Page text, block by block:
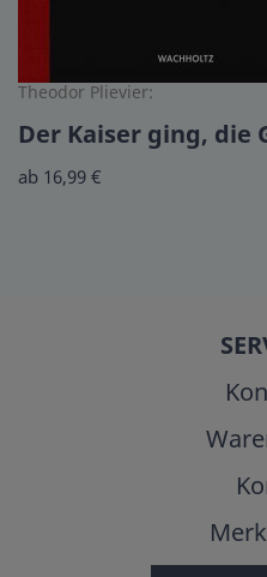
Theodor Plievier:
Der Kaiser ging, die
ab 16,99 €